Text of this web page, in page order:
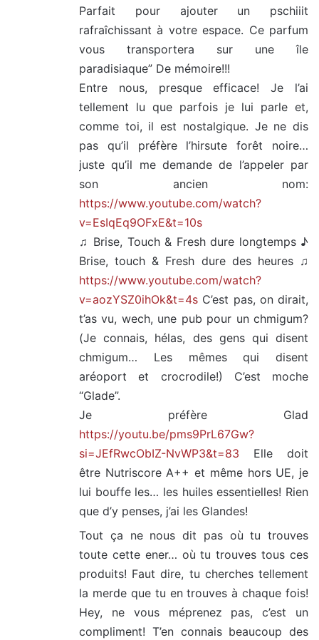
Parfait pour ajouter un pschiiit
rafraîchissant à votre espace. Ce parfum
vous transportera sur une île
paradisiaque” De mémoire!!!
Entre nous, presque efficace! Je l’ai
tellement lu que parfois je lui parle et,
comme toi, il est nostalgique. Je ne dis
pas qu’il préfère l’hirsute forêt noire…
juste qu’il me demande de l’appeler par
son ancien nom:
https://www.youtube.com/watch?
v=EsIqEq9OFxE&t=10s
♫ Brise, Touch & Fresh dure longtemps ♪
Brise, touch & Fresh dure des heures ♫
https://www.youtube.com/watch?
v=aozYSZ0ihOk&t=4s C’est pas, on dirait,
t’as vu, wech, une pub pour un chmigum?
(Je connais, hélas, des gens qui disent
chmigum… Les mêmes qui disent
aréoport et crocrodile!) C’est moche
“Glade”.
Je préfère Glad
https://youtu.be/pms9PrL67Gw?
si=JEfRwcObIZ-NvWP3&t=83 Elle doit
être Nutriscore A++ et même hors UE, je
lui bouffe les… les huiles essentielles! Rien
que d’y penses, j’ai les Glandes!
Tout ça ne nous dit pas où tu trouves
toute cette ener… où tu trouves tous ces
produits! Faut dire, tu cherches tellement
la merde que tu en trouves à chaque fois!
Hey, ne vous méprenez pas, c’est un
compliment! T’en connais beaucoup des